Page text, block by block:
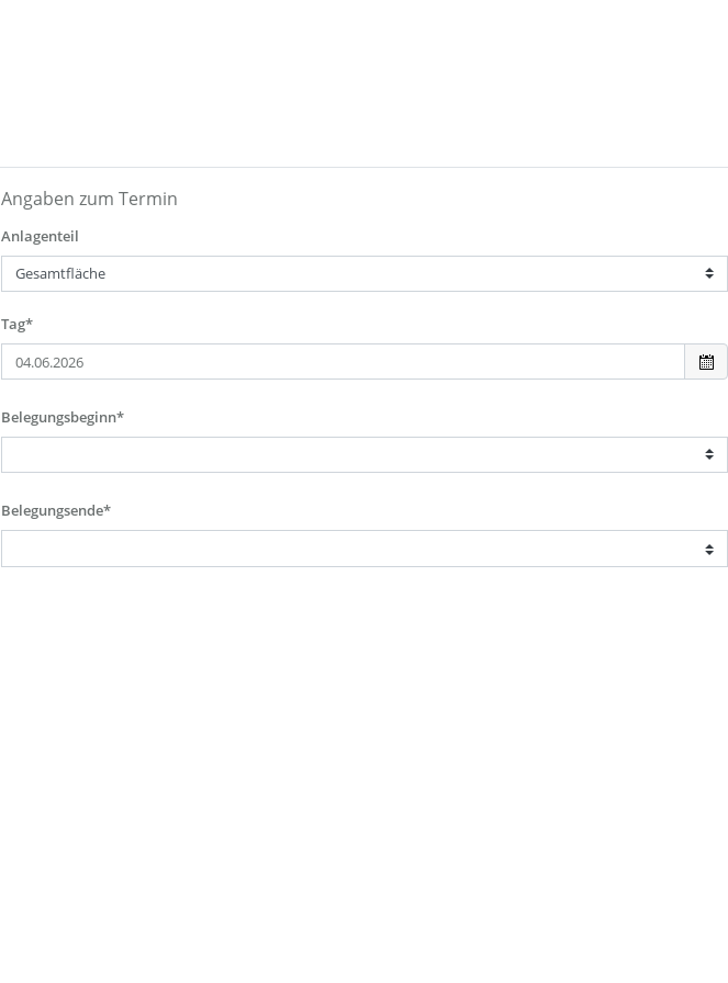
Angaben zum Termin
Anlagenteil
Tag*
Belegungsbeginn*
Belegungsende*